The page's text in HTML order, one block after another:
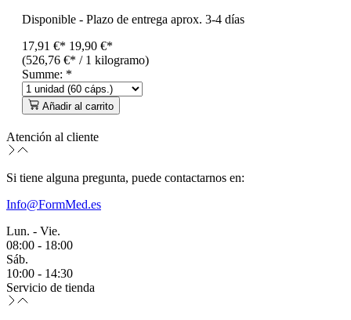
Disponible - Plazo de entrega aprox. 3-4 días
17,91 €* 19,90 €*
(526,76 €* / 1 kilogramo)
Summe: *
Añadir al carrito
Atención al cliente
Si tiene alguna pregunta, puede contactarnos en:
Info@FormMed.es
Lun. - Vie.
08:00 - 18:00
Sáb.
10:00 - 14:30
Servicio de tienda